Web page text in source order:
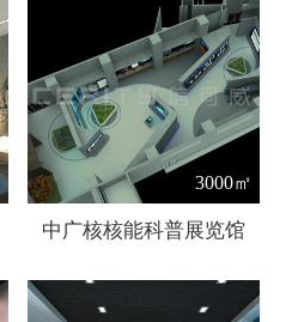
3000㎡
中广核核能科普展览馆